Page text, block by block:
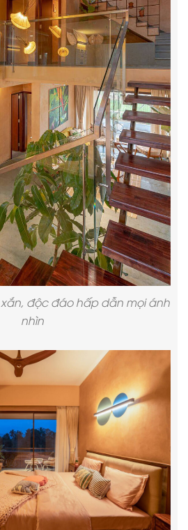
độc đáo hấp dẫn mọi ánh
nhìn